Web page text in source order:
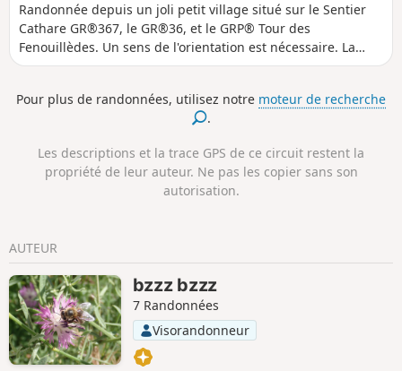
Randonnée depuis un joli petit village situé sur le Sentier
Cathare GR®367, le GR®36, et le GRP® Tour des
Fenouillèdes. Un sens de l'orientation est nécessaire. La
récompense est au sommet avec son panorama à 360°. Au
intéressante.
Pour plus de randonnées, utilisez notre moteur de recherche
.
Les descriptions et la trace GPS de ce circuit restent la
propriété de leur auteur. Ne pas les copier sans son
autorisation.
AUTEUR
bzzz bzzz
7 Randonnées
Visorandonneur